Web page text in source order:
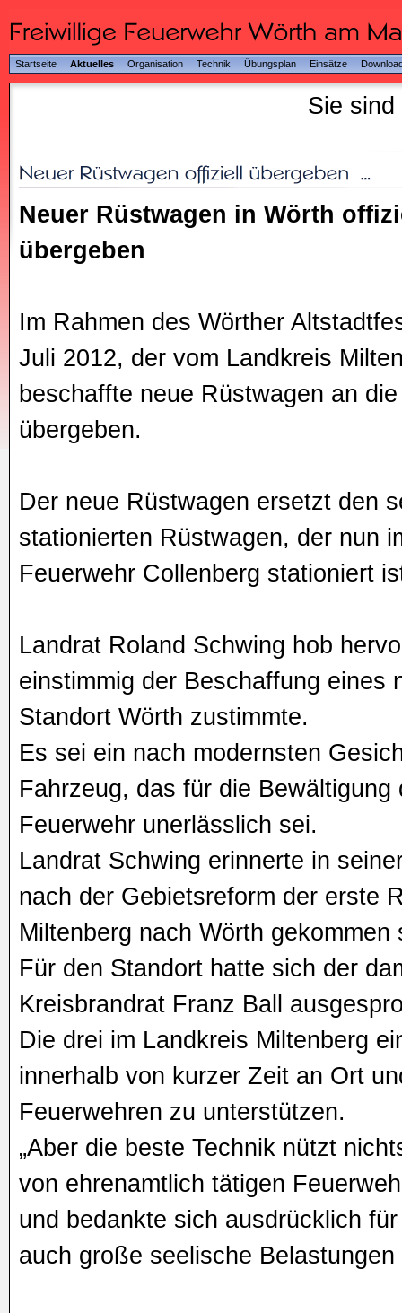
Startseite Aktuelles Organisation Technik Übungsplan Einsätze
Sie
Neuer Rüstwagen in Wörth
übergeben
Im Rahmen des Wörther
Juli 2012, der vom Landkreis
beschaffte neue Rüstwagen an
übergeben.
Der neue Rüstwagen ersetzt den
stationierten Rüstwagen, der nun
Feuerwehr Collenberg stationiert
Landrat Roland Schwing hob
einstimmig der Beschaffung eines
Standort Wörth zustimmte.
Es sei ein nach modernsten
Fahrzeug, das für die
Feuerwehr unerlässlich sei.
Landrat Schwing erinnerte in
nach der Gebietsreform der erste
Miltenberg nach Wörth gekommen
Für den Standort hatte sich der
Kreisbrandrat Franz Ball
Die drei im Landkreis Miltenberg
innerhalb von kurzer Zeit an Ort
Feuerwehren zu unterstützen.
„Aber die beste Technik nützt
von ehrenamtlich tätigen
und bedankte sich ausdrücklich
auch große seelische Belastungen